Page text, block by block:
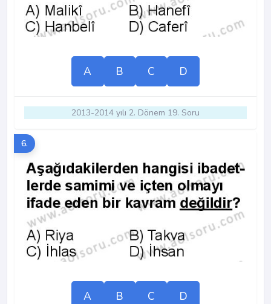
A B C D
2013-2014 yılı 2. Dönem 19. Soru
6.
A B C D